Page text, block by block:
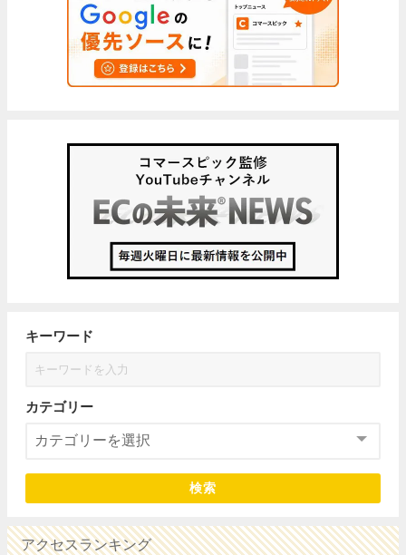
キーワード
カテゴリー
検索
アクセスランキング